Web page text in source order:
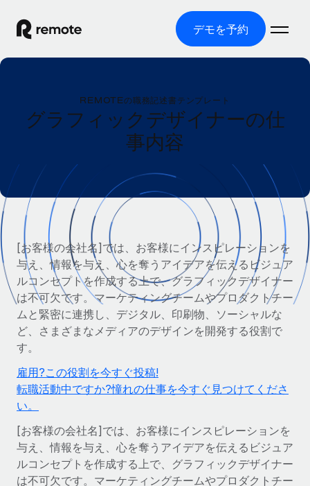
デモを予約
グローバル給与処理
コンプライアンス対応の給与処理を手軽に
Employer of Record（EOR）
グローバル展開をコストをかけずに実現
Contractor of Record
世界中の契約社員と法令を遵守して契約
契約社員管理
世界中の契約社員をオンボーディングし、管理
インフラ
Remote統合
人事機能をワークフローにシームレスに統合する
プラットフォーム
各国の制度に対応
国別ガイド
/国別のグローバル雇用支援を検索する
米国州エクスプローラー
米国の各州において採用プロセスを簡素化する
Remoteを他社と比較
他社と比較した、当社の強みを確認する
成長の段階
スタートアップ
成長中の企業向けのアジャイルなグローバルHR・給与処理ソ
ミッドマーケット
カスタマイズされた人事ソリューションでチームを拡大する
企業
リソース
ツールと計算ツール
誤分類リスク判定ツール
国別に従業員の誤分類リスクを確認する
従業員コスト計算ツール
各国の総従業員コストを計算する
契約社員の報酬計算ツール
グローバルな契約社員向けに、通貨オプションと支払スピー
活用事例
HR用語集
価格
日本語
English
Nederlands
Français
Deutsch
Español
Italiano
ログイン
REMOTEの職務記述書テンプレート
グラフィックデザイナーの仕
事内容
[お客様の会社名]では、お客様にインスピレーションを
与え、情報を与え、心を奪うアイデアを伝えるビジュア
ルコンセプトを作成する上で、グラフィックデザイナー
は不可欠です。マーケティングチームやプロダクトチー
ムと緊密に連携し、デジタル、印刷物、ソーシャルな
ど、さまざまなメディアのデザインを開発する役割で
す。
雇用?この役割を今すぐ投稿!
転職活動中ですか?憧れの仕事を今すぐ見つけてくださ
い。
[お客様の会社名]では、お客様にインスピレーションを
与え、情報を与え、心を奪うアイデアを伝えるビジュア
ルコンセプトを作成する上で、グラフィックデザイナー
は不可欠です。マーケティングチームやプロダクトチー